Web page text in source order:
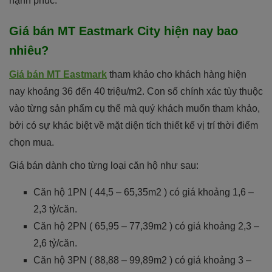
Giá bán MT Eastmark City hiện nay bao
nhiêu?
Giá bán MT Eastmark tham khảo cho khách hàng hiện
nay khoảng 36 đến 40 triệu/m2. Con số chính xác tùy thuộc
vào từng sản phẩm cụ thể mà quý khách muốn tham khảo,
bởi có sự khác biệt về mặt diện tích thiết kế vị trí thời điểm
chọn mua.
Giá bán dành cho từng loại căn hộ như sau:
Căn hộ 1PN ( 44,5 – 65,35m2 ) có giá khoảng 1,6 –
2,3 tỷ/căn.
Căn hộ 2PN ( 65,95 – 77,39m2 ) có giá khoảng 2,3 –
2,6 tỷ/căn.
Căn hộ 3PN ( 88,88 – 99,89m2 ) có giá khoảng 3 –